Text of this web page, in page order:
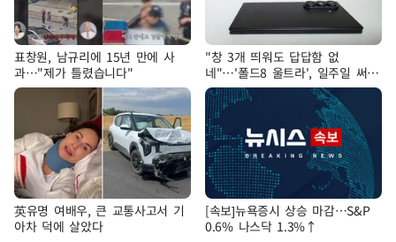
표창원, 남규리에 15년 만에 사
과…"제가 틀렸습니다"
"창 3개 띄워도 답답함 없
네"…'폴드8 울트라', 일주일 써보
니
英유명 여배우, 큰 교통사고서 기
아차 덕에 살았다
[속보]뉴욕증시 상승 마감…S&P
0.6% 나스닥 1.3%↑